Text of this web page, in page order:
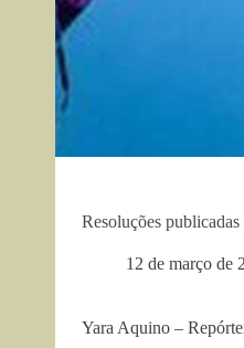
Resoluções
12 de março de
Yara Aquino –